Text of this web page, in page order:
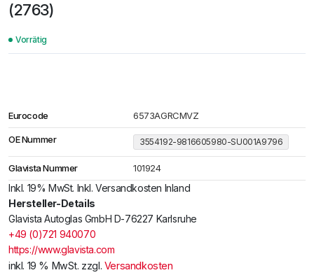
(2763)
Vorrätig
Eurocode 6573AGRCMVZ
OE Nummer 3554192-9816605980-SU001A9796
Glavista Nummer 101924
Inkl. 19% MwSt. Inkl. Versandkosten Inland
Hersteller-Details
Glavista Autoglas GmbH D-76227 Karlsruhe
+49 (0)721 940070
https://www.glavista.com
inkl. 19 % MwSt. zzgl. Versandkosten